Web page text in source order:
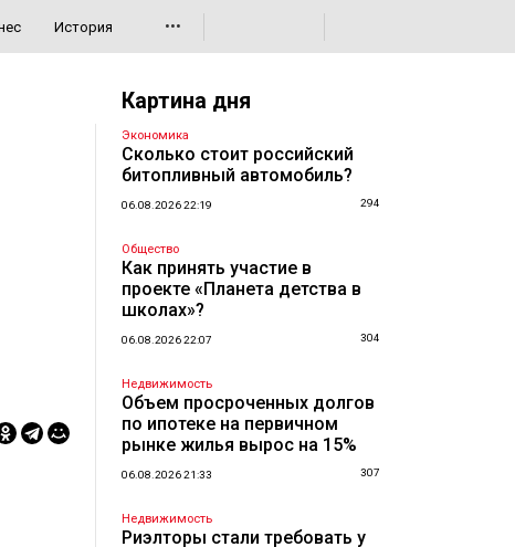
История •••
Картина дня
Экономика
Сколько стоит российский
битопливный автомобиль?
06.08.2026 22:19 294
Общество
Как принять участие в
проекте «Планета детства в
школах»?
06.08.2026 22:07 304
Недвижимость
Объем просроченных долгов
по ипотеке на первичном
рынке жилья вырос на 15%
06.08.2026 21:33 307
Недвижимость
Риэлторы стали требовать у